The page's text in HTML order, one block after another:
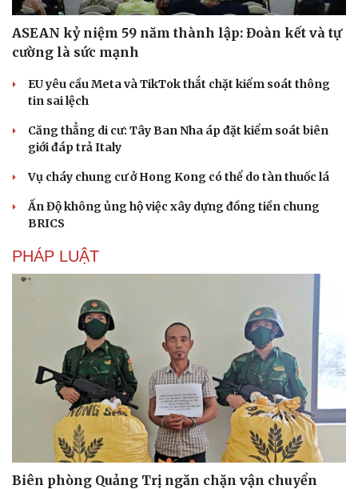
Du lịch
Câu chuyện thời sự
Đọc truyện đêm khuya
Cửa sổ tình yêu
Kể chuyện cho bé
Hạt giống tâm hồn
ASEAN kỷ niệm 59 năm thành lập: Đoàn kết và tự
cường là sức mạnh
EU yêu cầu Meta và TikTok thắt chặt kiểm soát thông
tin sai lệch
Căng thẳng di cư: Tây Ban Nha áp đặt kiểm soát biên
giới đáp trả Italy
Vụ cháy chung cư ở Hong Kong có thể do tàn thuốc lá
Ấn Độ không ủng hộ việc xây dựng đồng tiền chung
BRICS
PHÁP LUẬT
Biên phòng Quảng Trị ngăn chặn vận chuyển